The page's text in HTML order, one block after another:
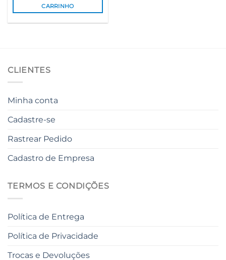
CARRINHO
CLIENTES
Minha conta
Cadastre-se
Rastrear Pedido
Cadastro de Empresa
TERMOS E CONDIÇÕES
Política de Entrega
Política de Privacidade
Trocas e Devoluções